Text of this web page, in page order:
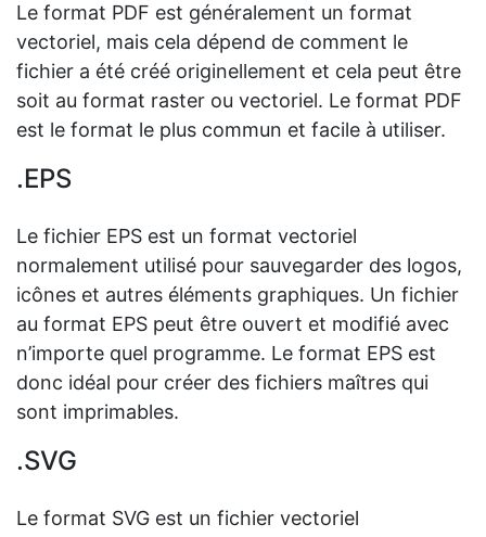
Le format PDF est généralement un format
vectoriel, mais cela dépend de comment le
fichier a été créé originellement et cela peut être
soit au format raster ou vectoriel. Le format PDF
est le format le plus commun et facile à utiliser.
.EPS
Le fichier EPS est un format vectoriel
normalement utilisé pour sauvegarder des logos,
icônes et autres éléments graphiques. Un fichier
au format EPS peut être ouvert et modifié avec
n’importe quel programme. Le format EPS est
donc idéal pour créer des fichiers maîtres qui
sont imprimables.
.SVG
Le format SVG est un fichier vectoriel